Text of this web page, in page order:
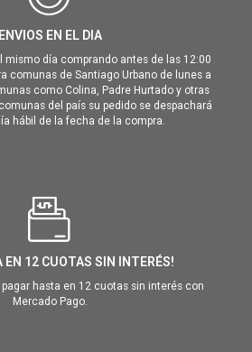
ENVIOS EN EL DIA
mismo día comprando antes de las 12:00
comunas de Santiago Urbano de lunes a
como Colina, Padre Hurtado y otras
del país su pedido se despachará
hábil de la fecha de la compra.
EN 12 CUOTAS SIN INTERÉS!
pagar hasta en 12 cuotas sin interés con
Mercado Pago.